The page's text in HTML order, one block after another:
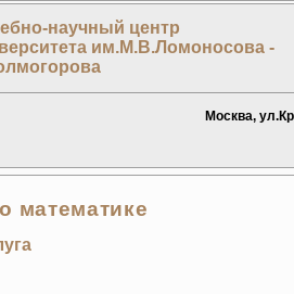
научный центр
им.М.В.Ломоносова -
Москва,
математике